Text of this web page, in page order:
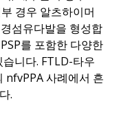
경우 알츠하이머
섬유다발을 형성합
를 포함한 다양한
니다. FTLD-타우
nfvPPA 사례에서 흔
.